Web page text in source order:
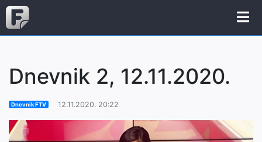
Dnevnik 2, 12.11.2020.
Dnevnik FTV 12.11.2020. 20:22